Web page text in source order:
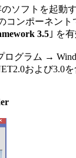
のソフトを起動
コンポーネント
3.5 ｣ を
ログラム →
および3.0